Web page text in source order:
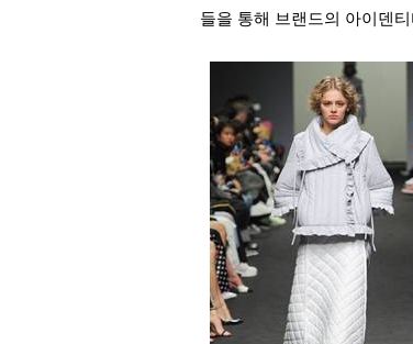
들을 통해 브랜드의 아이덴